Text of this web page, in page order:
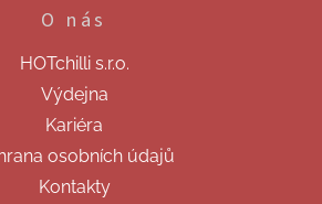
O nás
HOTchilli s.r.o.
Výdejna
Kariéra
osobních údajů
Kontakty